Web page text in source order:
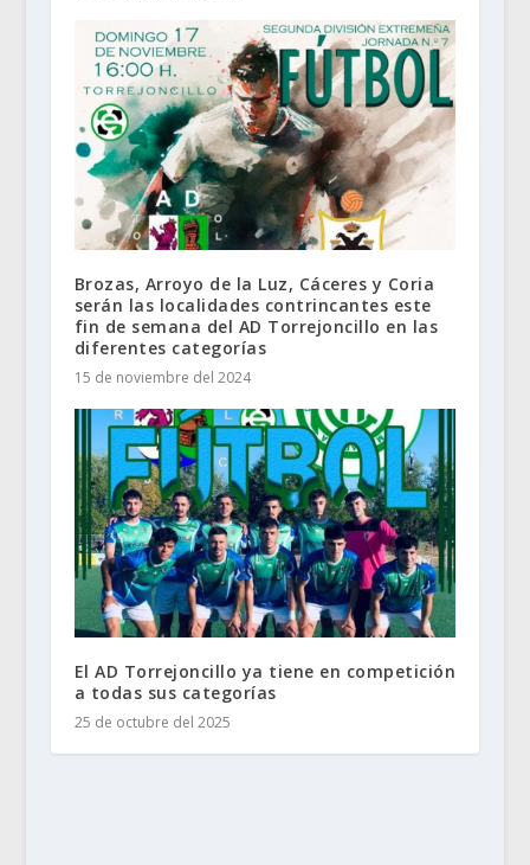
Brozas, Arroyo de la Luz, Cáceres y Coria
serán las localidades contrincantes este
fin de semana del AD Torrejoncillo en las
diferentes categorías
15 de noviembre del 2024
El AD Torrejoncillo ya tiene en competición
a todas sus categorías
25 de octubre del 2025